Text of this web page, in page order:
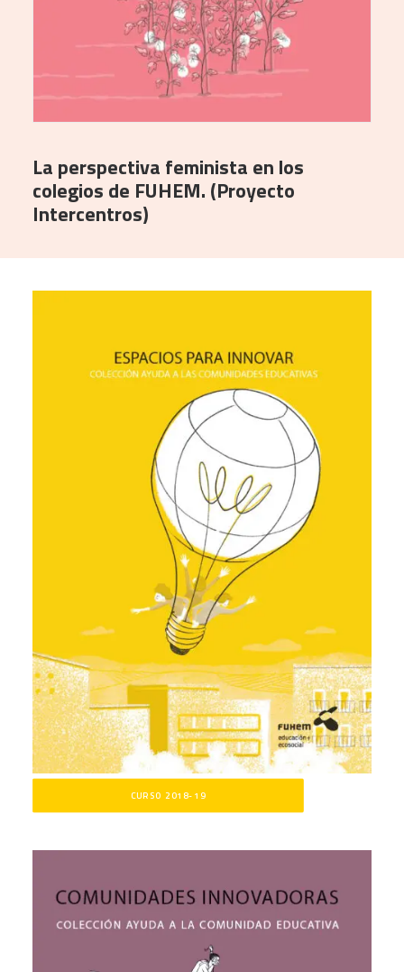
La perspectiva feminista en los
colegios de FUHEM. (Proyecto
Intercentros)
CURSO 2018-19